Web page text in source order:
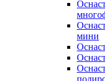
мини